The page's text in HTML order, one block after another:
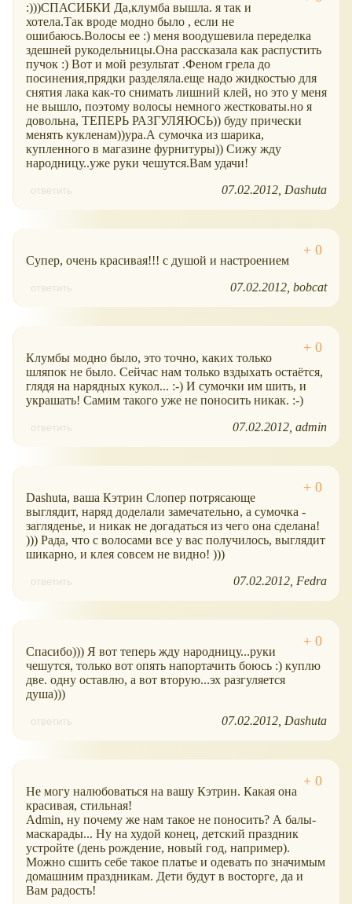
:)))СПАСИБКИ Да,клумба вышла. я так и
хотела.Так вроде модно было , если не
ошибаюсь.Волосы ее :) меня воодушевила переделка
здешней рукодельницы.Она рассказала как распустить
пучок :) Вот и мой результат .Феном грела до
посинения,прядки разделяла.еще надо жидкостью для
снятия лака как-то снимать лишний клей, но это у меня
не вышло, поэтому волосы немного жестковаты.но я
довольна, ТЕПЕРЬ РАЗГУЛЯЮСЬ)) буду прически
менять кукленам))ура.А сумочка из шарика,
купленного в магазине фурнитуры)) Сижу жду
народницу..уже руки чешутся.Вам удачи!
ответить 07.02.2012 Dashuta
Супер, очень красивая!!! с душой и настроением
ответить 07.02.2012 bobcat
Клумбы модно было, это точно, каких только
шляпок не было. Сейчас нам только вздыхать остаётся,
глядя на нарядных кукол... :-) И сумочки им шить, и
украшать! Самим такого уже не поносить никак. :-)
ответить 07.02.2012 admin
Dashuta, ваша Кэтрин Слопер потрясающе
выглядит, наряд доделали замечательно, а сумочка -
загляденье, и никак не догадаться из чего она сделана!
))) Рада, что с волосами все у вас получилось, выглядит
шикарно, и клея совсем не видно! )))
ответить 07.02.2012 Fedra
Спасибо))) Я вот теперь жду народницу...руки
чешутся, только вот опять напортачить боюсь :) куплю
две. одну оставлю, а вот вторую...эх разгуляется
душа)))
ответить 07.02.2012 Dashuta
Не могу налюбоваться на вашу Кэтрин. Какая она
красивая, стильная!
Аdmin, ну почему же нам такое не поносить? А балы-
маскарады... Ну на худой конец, детский праздник
устройте (день рождение, новый год, например).
Можно сшить себе такое платье и одевать по значимым
домашним праздникам. Дети будут в восторге, да и
Вам радость!